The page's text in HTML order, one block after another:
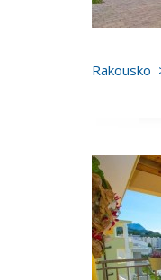
Rakousko